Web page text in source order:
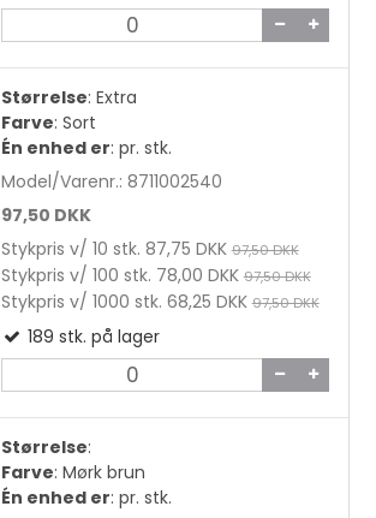
Størrelse: Extra
Farve: Sort
Én enhed er: pr. stk.
Model/Varenr.: 8711002540
97,50 DKK
Stykpris v/ 10 stk. 87,75 DKK 97,50 DKK
Stykpris v/ 100 stk. 78,00 DKK 97,50 DKK
Stykpris v/ 1000 stk. 68,25 DKK 97,50 DKK
189 stk. på lager
Størrelse:
Farve: Mørk brun
Én enhed er: pr. stk.